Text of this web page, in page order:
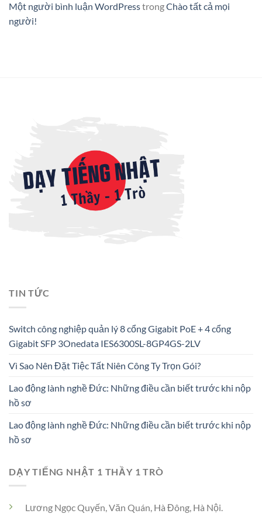
Một người bình luận WordPresstrongChào tất cả mọi
người!
TIN TỨC
Switch công nghiệp quản lý 8 cổng Gigabit PoE + 4 cổng
Gigabit SFP 3Onedata IES6300SL-8GP4GS-2LV
Vì Sao Nên Đặt Tiệc Tất Niên Công Ty Trọn Gói?
Lao động lành nghề Đức: Những điều cần biết trước khi nộp
hồ sơ
Lao động lành nghề Đức: Những điều cần biết trước khi nộp
hồ sơ
DẠY TIẾNG NHẬT 1 THẦY 1 TRÒ
Lương Ngọc Quyến, Văn Quán, Hà Đông, Hà Nội.